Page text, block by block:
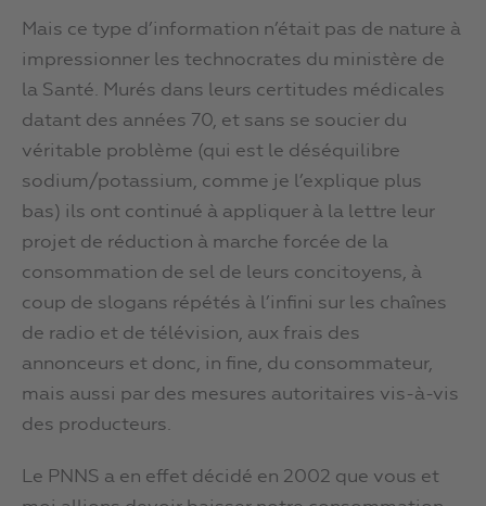
Mais ce type d’information n’était pas de nature à
impressionner les technocrates du ministère de
la Santé. Murés dans leurs certitudes médicales
datant des années 70, et sans se soucier du
véritable problème (qui est le déséquilibre
sodium/potassium, comme je l’explique plus
bas) ils ont continué à appliquer à la lettre leur
projet de réduction à marche forcée de la
consommation de sel de leurs concitoyens, à
coup de slogans répétés à l’infini sur les chaînes
de radio et de télévision, aux frais des
annonceurs et donc, in fine, du consommateur,
mais aussi par des mesures autoritaires vis-à-vis
des producteurs.
Le PNNS a en effet décidé en 2002 que vous et